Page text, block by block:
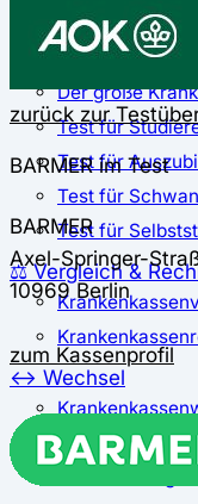
Zusatzbeitrag
✅ Krankenkassen
Der große
Test für
Test für
Test für
Test für
⚖️ Vergleich &
↔ Wechsel
Kündigung
zurück zur
BARMER im Test
BARMER
Axel-Springer-
10969 Berlin
zum Kassenprofil